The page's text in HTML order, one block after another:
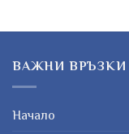
ВАЖНИ ВРЪЗКИ
Начало